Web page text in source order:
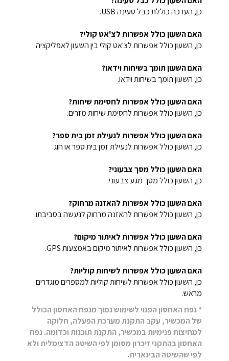
כן, הערכה כוללת כבל טעינה USB.
האם השעון כולל אפשרות לצ'אט קולי?
כן, השעון כולל אפשרות לצ'אט קולי בין השעון לאפליקציה.
האם השעון תומך בשיחות וידאו?
כן, השעון תומך בשיחות וידאו.
האם השעון כולל אפשרות לחסימת שיחות?
כן, השעון כולל אפשרות לחסימת שיחות מזרים.
האם השעון כולל אפשרות לנעילת זמן בית ספר?
כן, השעון כולל אפשרות לנעילת זמן בית ספר או חוג.
האם השעון כולל מסך צבעוני?
כן, השעון כולל מסך מגע צבעוני.
האם השעון כולל אפשרות להאזנה מרחוק?
כן, השעון כולל אפשרות להאזנה מרחוק לנעשה בסביבתו.
האם השעון כולל אפשרות לאיתור מיקום?
כן, השעון כולל אפשרות לאיתור מיקום באמצעות GPS.
האם השעון כולל אפשרות לשיחות קוליות?
כן, השעון כולל אפשרות לשיחות קוליות למספרים מוגדרים
מראש.
* נפח האחסון הפנוי לשימוש נמוך מנפח האחסון הכולל
של המכשיר, עקב התקנת מערכת הפעלה, חלוקה
למחיצות פנימיות במכשיר, התקנת תוכנות וכדומה. נפח
האחסון בהתקני זיכרון מסומן לפי השיטה הדצימלית ולא
לפי שהשיטה הבינארית.